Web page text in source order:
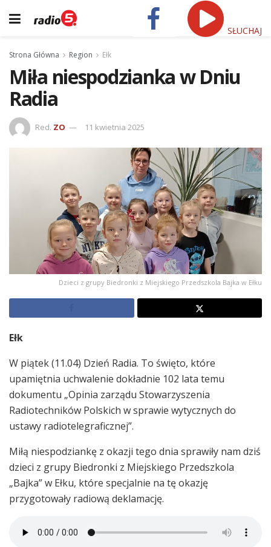
SŁUCHAJ
Strona Główna Region Ełk
Miła niespodzianka w Dniu
Radia
Red. ZO 11 kwietnia 2025
Dzieci z grupy Biedronki z Miejskiego Przedszkola Bajka w Ełku
Ełk
W piątek (11.04) Dzień Radia. To święto, które
upamiętnia uchwalenie dokładnie 102 lata temu
dokumentu „Opinia zarządu Stowarzyszenia
Radiotechników Polskich w sprawie wytycznych do
ustawy radiotelegraficznej”.
Miłą niespodziankę z okazji tego dnia sprawiły nam dziś
dzieci z grupy Biedronki z Miejskiego Przedszkola
„Bajka” w Ełku, które specjalnie na tę okazję
przygotowały radiową deklamację.